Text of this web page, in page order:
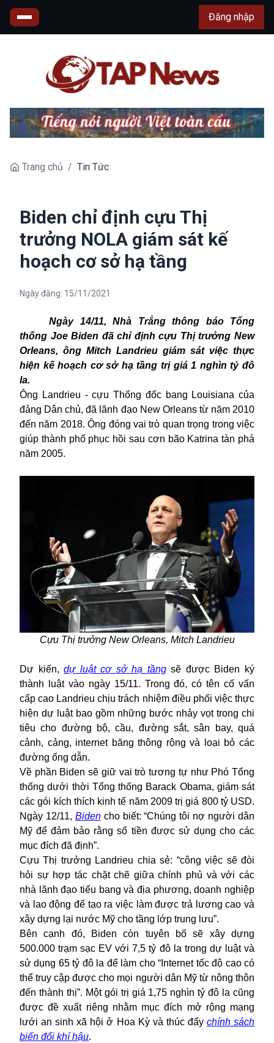
Đăng nhập
Trang chủ / Tin Tức
Biden chỉ định cựu Thị
trưởng NOLA giám sát kế
hoạch cơ sở hạ tầng
Ngày đăng: 15/11/2021
Ngày 14/11, Nhà Trắng thông báo Tổng
thống Joe Biden đã chỉ định cựu Thị trưởng New
Orleans, ông Mitch Landrieu giám sát việc thực
hiện kế hoạch cơ sở hạ tầng trị giá 1 nghìn tỷ đô
la.
Ông Landrieu - cựu Thống đốc bang Louisiana của
đảng Dân chủ, đã lãnh đạo New Orleans từ năm 2010
đến năm 2018. Ông đóng vai trò quan trọng trong việc
giúp thành phố phục hồi sau cơn bão Katrina tàn phá
năm 2005.
Cựu Thị trưởng New Orleans, Mitch Landrieu
Dự kiến,dự luật cơ sở hạ tầngsẽ được Biden ký
thành luật vào ngày 15/11. Trong đó, có tên cố vấn
cấp cao Landrieu chịu trách nhiệm điều phối việc thực
hiện dự luật bao gồm những bước nhảy vọt trong chi
tiêu cho đường bộ, cầu, đường sắt, sân bay, quá
cảnh, cảng, internet băng thông rộng và loại bỏ các
đường ống dẫn.
Về phần Biden sẽ giữ vai trò tương tự như Phó Tổng
thống dưới thời Tổng thống Barack Obama, giám sát
các gói kích thích kinh tế năm 2009 trị giá 800 tỷ USD.
Ngày 12/11, Bidencho biết: “Chúng tôi nợ người dân
Mỹ để đảm bảo rằng số tiền được sử dụng cho các
mục đích đã định”.
Cựu Thị trưởng Landrieu chia sẻ: “công việc sẽ đòi
hỏi sự hợp tác chặt chẽ giữa chính phủ và với các
nhà lãnh đạo tiểu bang và địa phương, doanh nghiệp
và lao động để tạo ra việc làm được trả lương cao và
xây dựng lại nước Mỹ cho tầng lớp trung lưu”.
Bên cạnh đó, Biden còn tuyên bố sẽ xây dựng
500.000 trạm sạc EV với 7,5 tỷ đô la trong dự luật và
sử dụng 65 tỷ đô la để làm cho “Internet tốc độ cao có
thể truy cập được cho mọi người dân Mỹ từ nông thôn
đến thành thị”. Một gói trị giá 1,75 nghìn tỷ đô la cũng
được đề xuất riêng nhằm mục đích mở rộng mạng
lưới an sinh xã hội ở Hoa Kỳ và thúc đẩy chính sách
biến đổi khí hậu.